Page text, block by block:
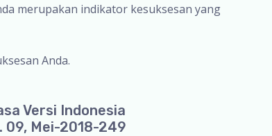
merupakan indikator kesuksesan yang
Anda.
Versi Indonesia
09, Mei-2018-249